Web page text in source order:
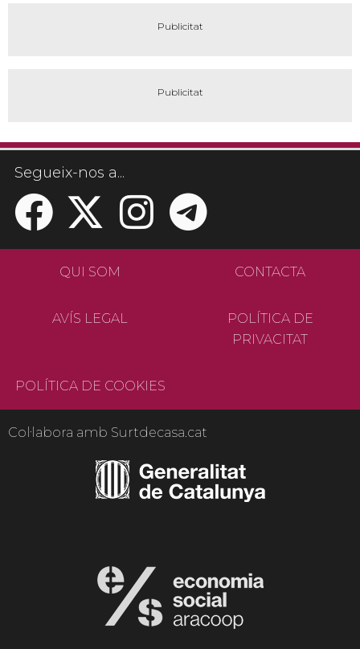
Segueix-nos a...
QUI SOM CONTACTA
AVÍS LEGAL
POLÍTICA DE
PRIVACITAT
POLÍTICA DE COOKIES
Col·labora amb Surtdecasa.cat